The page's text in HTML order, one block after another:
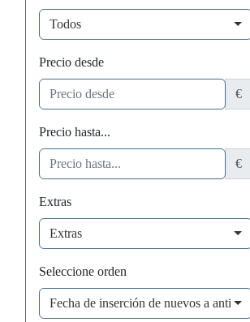
Todos
Precio desde
€
Precio hasta...
€
Extras
Extras
Seleccione orden
Fecha de inserción de nuevos a antiguos